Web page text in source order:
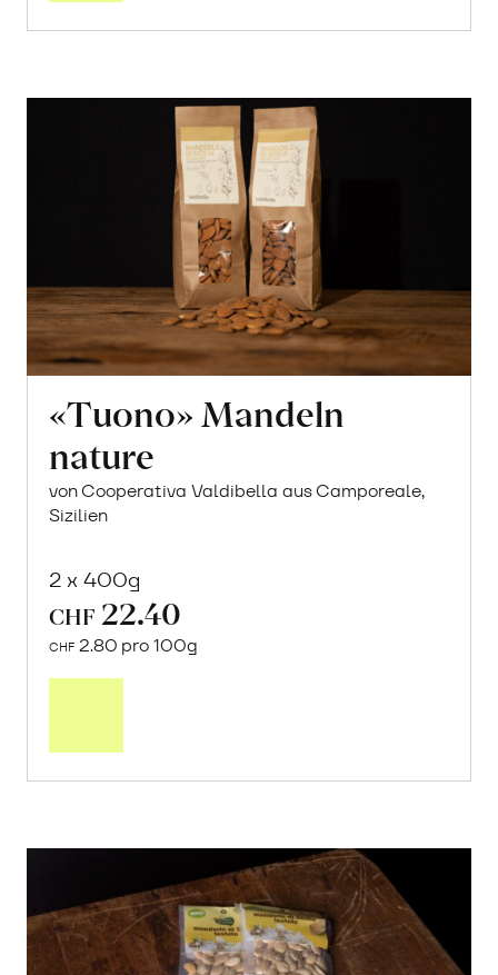
«Tuono» Mandeln
nature
von Cooperativa Valdibella aus Camporeale,
Sizilien
2 x 400g
CHF 22.40
CHF 2.80 pro 100g